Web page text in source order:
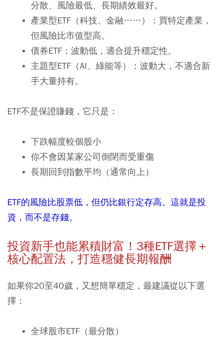
分散、風險最低、長期績效最好。
產業型ETF（科技、金融……）：買特定產業，
但風險比市值型高。
債券ETF：波動低，適合提升穩定性。
主題型ETF（AI、綠能等）：波動大，不適合新
手大量持有。
ETF不是保證賺錢，它只是：
下跌幅度較個股小
你不會因某家公司倒閉而受重傷
長期回到指數平均（通常向上）
ETF的風險比股票低，但仍比銀行定存高。這就是投
資，而不是存錢。
投資新手也能累積財富！ 3種ETF選擇＋
核心配置法，打造穩健長期報酬
如果你20至40歲，又想簡單穩定，最建議從以下選
擇：
全球股市ETF（最分散）